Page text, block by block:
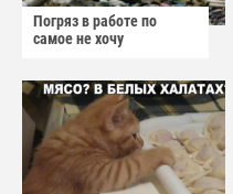
Погряз в работе по
самое не хочу